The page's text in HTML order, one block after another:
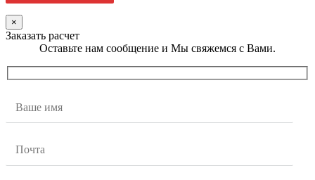
×
Заказать расчет
Оставьте нам сообщение и Мы свяжемся с Вами.